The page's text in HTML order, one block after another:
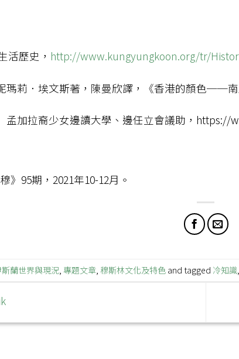
活歷史， http://www.kungyungkoon.org/tr/
瑪莉．埃文斯著，陳曼欣譯，《香港的顏色──
孟加拉裔少女邊讀大學、邊任立會議助，https://
》95期，2021年10-12月。
蘭世界與現況, 專題文章, 穆斯林文化及特色and tagged 冷知識,